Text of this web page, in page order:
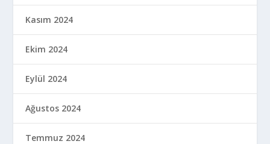
Kasım 2024
Ekim 2024
Eylül 2024
Ağustos 2024
Temmuz 2024